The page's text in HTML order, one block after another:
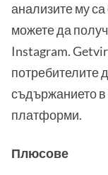
анализите му
можете да
Instagram.
потребителите
съдържанието в
платформи.
Плюсове